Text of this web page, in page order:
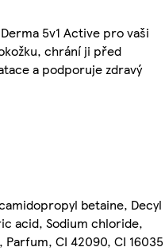
5v1 Active pro vaši
chrání ji před
a podporuje zdravý
betaine, Decyl
acid, Sodium chloride,
CI 42090, CI 16035